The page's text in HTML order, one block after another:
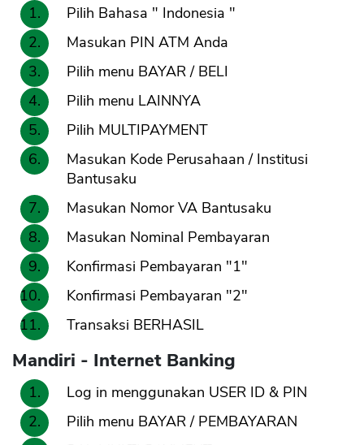
Pilih Bahasa " Indonesia "
Masukan PIN ATM Anda
Pilih menu BAYAR / BELI
Pilih menu LAINNYA
Pilih MULTIPAYMENT
Masukan Kode Perusahaan / Institusi
Bantusaku
Masukan Nomor VA Bantusaku
Masukan Nominal Pembayaran
Konfirmasi Pembayaran "1"
Konfirmasi Pembayaran "2"
Transaksi BERHASIL
Mandiri - Internet Banking
Log in menggunakan USER ID & PIN
Pilih menu BAYAR / PEMBAYARAN